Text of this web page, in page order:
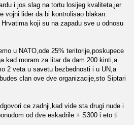
i jos slag na tortu losijeg kvaliteta,jer
vojni lider da bi kontrolisao blakan.
koji su na zapadu sve u odnosu
u NATO,ode 25% teritorije,poskupece
kad moram za litar da dam 200 kinti,a
2 veta u savetu bezbednosti i u UN,a
clan ove dve organizacije,sto Siptari
ce zadnji,kad vide sta drugi nude i
od dve eskadrile + S300 i eto ti